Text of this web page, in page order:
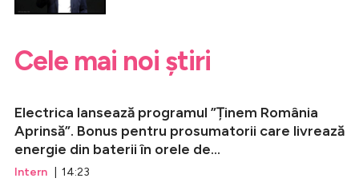
Cele mai noi știri
Electrica lansează programul ”Ținem România
Aprinsă”. Bonus pentru prosumatorii care livrează
energie din baterii în orele de...
Intern | 14:23